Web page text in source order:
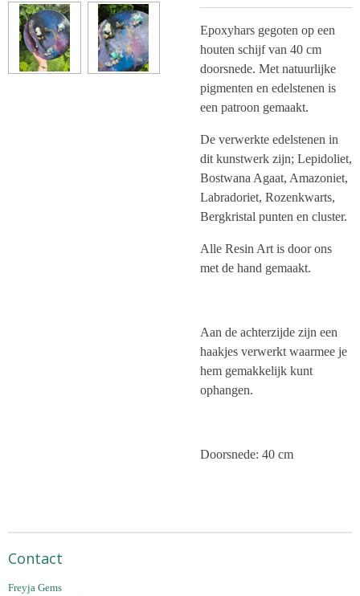
Epoxyhars gegoten op een
houten schijf van 40 cm
doorsnede. Met natuurlijke
pigmenten en edelstenen is
een patroon gemaakt.
De verwerkte edelstenen in
dit kunstwerk zijn; Lepidoliet,
Bostwana Agaat, Amazoniet,
Labradoriet, Rozenkwarts,
Bergkristal punten en cluster.
Alle Resin Art is door ons
met de hand gemaakt.
Aan de achterzijde zijn een
haakjes verwerkt waarmee je
hem gemakkelijk kunt
ophangen.
Doorsnede: 40 cm
Contact
Freyja Gems